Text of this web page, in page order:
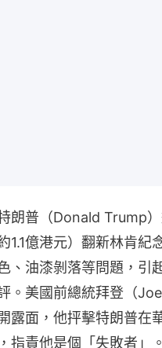
朗普（Donald Trump
1.1億港元）翻新林肯紀
、油漆剝落等問題，引
。美國前總統拜登（
露面，他抨擊特朗普在
指責他是個「失敗者」。